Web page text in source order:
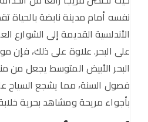
نفسه أمام مدينة نابضة
الأندلسية القديمة إلى الشوارع
على البحر. علاوة على ذلك، فإن
البحر الأبيض المتوسط يجعل من
فصول السنة، مما يشجع السياح
بأجواء مريحة ومشاهد بحرية